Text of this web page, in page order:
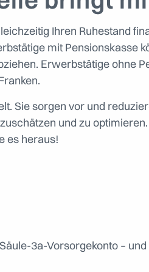
Ihren Ruhestand
mit Pensionskasse
Erwerbstätige ohne
Sie sorgen vor und
und zu
es heraus!
3a-Vorsorgekonto –